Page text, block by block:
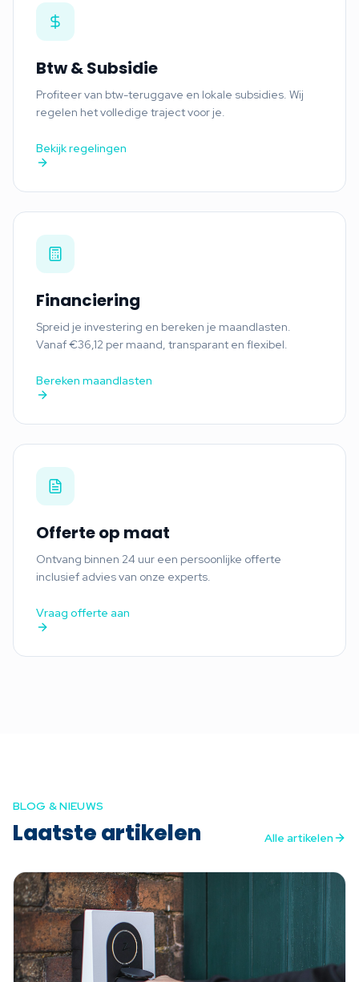
Btw & Subsidie
Profiteer van btw-teruggave en lokale subsidies. Wij
regelen het volledige traject voor je.
Bekijk regelingen
Financiering
Spreid je investering en bereken je maandlasten.
Vanaf €36,12 per maand, transparant en flexibel.
Bereken maandlasten
Offerte op maat
Ontvang binnen 24 uur een persoonlijke offerte
inclusief advies van onze experts.
Vraag offerte aan
BLOG & NIEUWS
Laatste artikelen Alle artikelen